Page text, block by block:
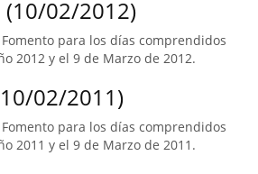
(10/02/2012)
para los días comprendidos
2012 y el 9 de Marzo de 2012.
02/2011)
para los días comprendidos
2011 y el 9 de Marzo de 2011.